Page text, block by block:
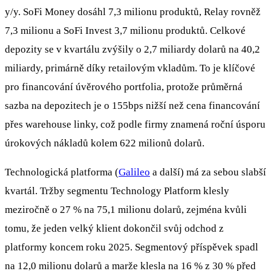
y/y. SoFi Money dosáhl 7,3 milionu produktů, Relay rovněž
7,3 milionu a SoFi Invest 3,7 milionu produktů. Celkové
depozity se v kvartálu zvýšily o 2,7 miliardy dolarů na 40,2
miliardy, primárně díky retailovým vkladům. To je klíčové
pro financování úvěrového portfolia, protože průměrná
sazba na depozitech je o 155bps nižší než cena financování
přes warehouse linky, což podle firmy znamená roční úsporu
úrokových nákladů kolem 622 milionů dolarů.
Technologická platforma (Galileo a další) má za sebou slabší
kvartál. Tržby segmentu Technology Platform klesly
meziročně o 27 % na 75,1 milionu dolarů, zejména kvůli
tomu, že jeden velký klient dokončil svůj odchod z
platformy koncem roku 2025. Segmentový příspěvek spadl
na 12,0 milionu dolarů a marže klesla na 16 % z 30 % před